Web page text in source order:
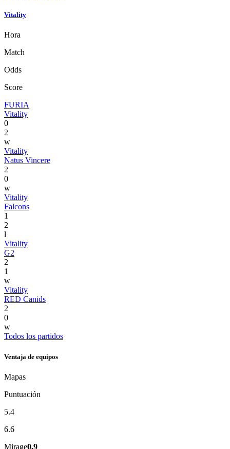
Vitality
Hora
Match
Odds
Score
FURIA
Vitality
0
2
w
Vitality
Natus Vincere
2
0
w
Vitality
Falcons
1
2
l
Vitality
G2
2
1
w
Vitality
RED Canids
2
0
w
Todos los partidos
Ventaja de equipos
Mapas
Puntuación
5.4
6.6
Mirage0.9